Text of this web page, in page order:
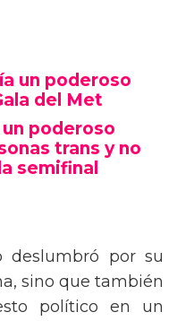
un poderoso
del Met
poderoso
trans y no
semifinal
deslumbró por su
sino que también
político en un